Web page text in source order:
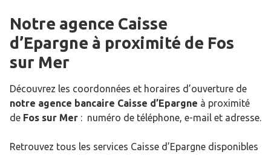
Notre agence Caisse
d’Epargne à proximité de Fos
sur Mer
Découvrez les coordonnées et horaires d’ouverture de
notre agence bancaire Caisse d’Epargne à proximité
de Fos sur Mer : numéro de téléphone, e-mail et adresse.
Retrouvez tous les services Caisse d’Epargne disponibles